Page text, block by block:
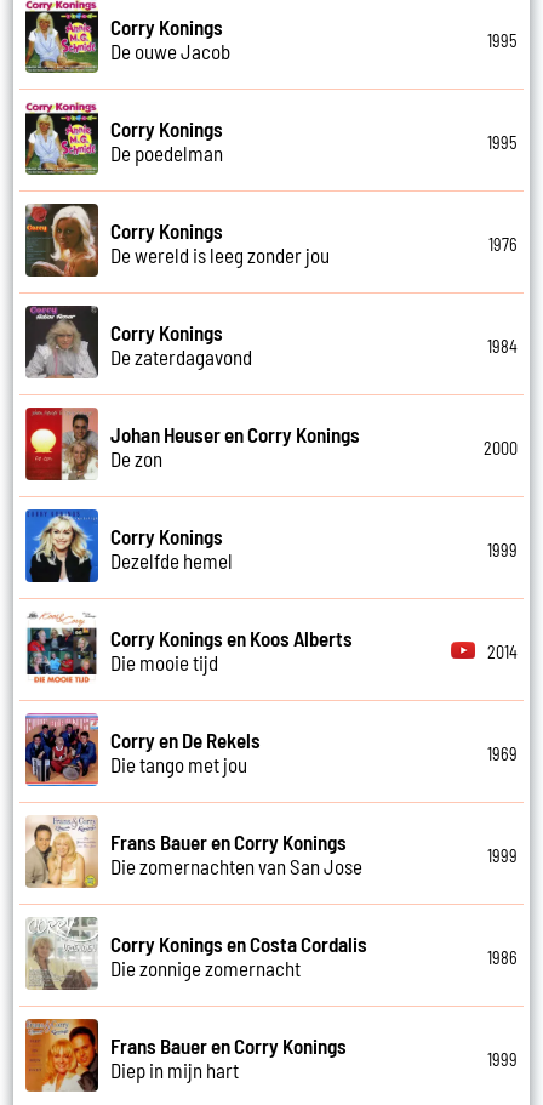
Corry Konings
De ouwe Jacob
1995
Corry Konings
De poedelman
1995
Corry Konings
De wereld is leeg zonder jou
1976
Corry Konings
De zaterdagavond
1984
Johan Heuser en Corry Konings
De zon
2000
Corry Konings
Dezelfde hemel
1999
Corry Konings en Koos Alberts
Die mooie tijd
2014
Corry en De Rekels
Die tango met jou
1969
Frans Bauer en Corry Konings
Die zomernachten van San Jose
1999
Corry Konings en Costa Cordalis
Die zonnige zomernacht
1986
Frans Bauer en Corry Konings
Diep in mijn hart
1999